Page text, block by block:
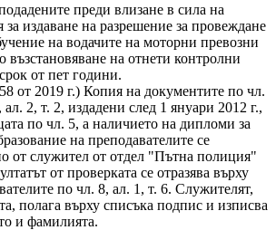
преди влизане в сила на
за издаване на разрешение за провеждане
на водачите на моторни превозни
възстановяване на отнети контролни
от пет години.
от 2019 г.) Копия на документите по чл.
2, т. 2, издадени след 1 януари 2012 г.,
по чл. 5, а наличието на дипломи за
на преподавателите се
от служител от отдел "Пътна полиция"
от проверката се отразява върху
по чл. 8, ал. 1, т. 6. Служителят,
полага върху списъка подпис и изписва
и фамилията.